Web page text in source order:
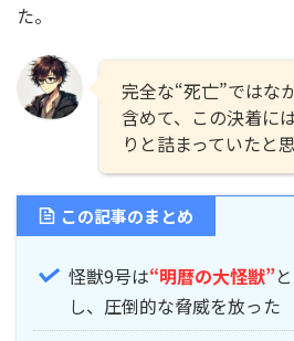
た。
完全な“死亡”ではな
含めて、この決着に
りと詰まっていたと
この記事のまとめ
怪獣9号は“明暦の大怪獣”
し、圧倒的な脅威を放った